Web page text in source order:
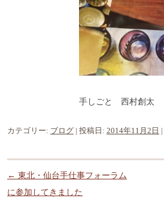
手しごと 西村創太
カテゴリー: ブログ | 投稿日: 2014年11月2日 |
投稿ナビゲーション
← 東北・仙台手仕事フォーラム
に参加してきました